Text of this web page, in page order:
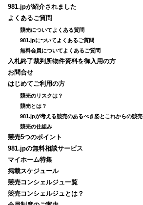
981.jpが紹介されました
よくあるご質問
競売についてよくある質問
981.jpについてよくあるご質問
無料会員についてよくあるご質問
入札終了裁判所物件資料を御入用の方
お問合せ
はじめてご利用の方
競売のリスクは？
競売とは？
981.jpが考える競売のあるべき姿とこれからの競売
競売の仕組み
競売5つのポイント
981.jpの無料相談サービス
マイホーム特集
掲載スケジュール
競売コンシェルジュ一覧
競売コンシェルジュとは？